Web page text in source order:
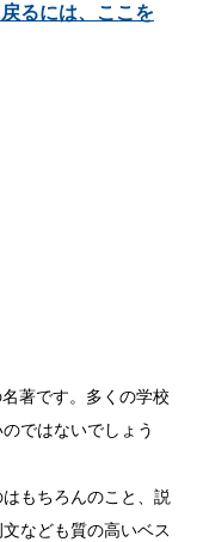
著です。多くの学校
ではないでしょう
もちろんのこと、説
なども質の高いベス